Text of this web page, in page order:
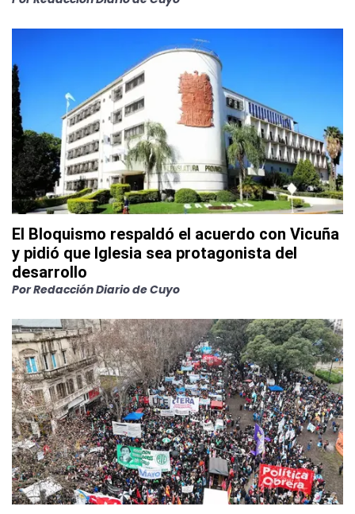
El Bloquismo respaldó el acuerdo con Vicuña
y pidió que Iglesia sea protagonista del
desarrollo
PorRedacción Diario de Cuyo